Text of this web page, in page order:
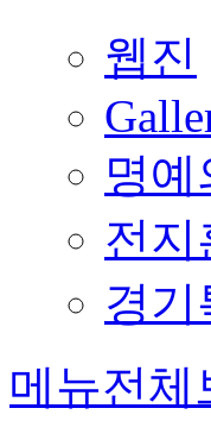
웹진
명예
전지
경기
메뉴전체